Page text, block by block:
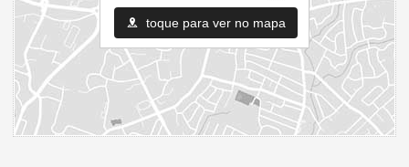
toque para ver no mapa